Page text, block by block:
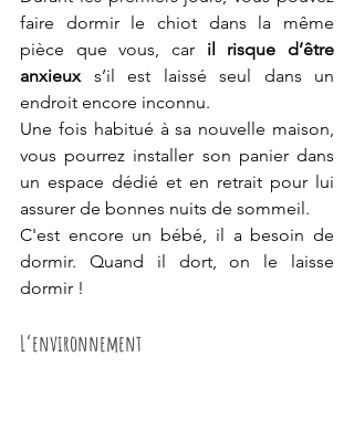
faire dormir le chiot dans la même
pièce que vous, car il risque d’être
anxieux s’il est laissé seul dans un
endroit encore inconnu.
Une fois habitué à sa nouvelle maison,
vous pourrez installer son panier dans
un espace dédié et en retrait pour lui
assurer de bonnes nuits de sommeil.
C'est encore un bébé, il a besoin de
dormir. Quand il dort, on le laisse
dormir !
L’environnement